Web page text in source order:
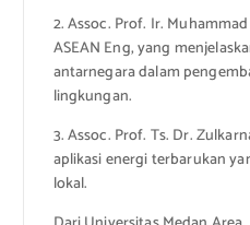
2. Assoc. Prof. Ir.
ASEAN Eng, yang
antarnegara dalam
lingkungan.
3. Assoc. Prof. Ts. Dr.
aplikasi energi terbarukan
lokal.